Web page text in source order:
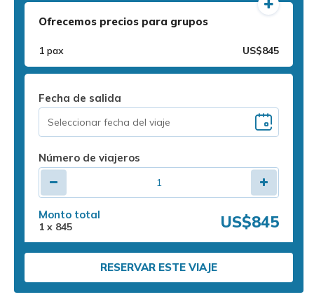
Ofrecemos precios para grupos
1 pax US$845
Fecha de salida
Número de viajeros
Monto total
1 x 845 US$845
RESERVAR ESTE VIAJE